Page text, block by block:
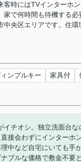
時にはTVインターホ
で何時間も待機する
央区エリアです。住
ンプルキー 家具付
イチオシ。独立洗面台
接会わずにインターホ
中など自宅にいても
ブルな価格で敷金不要